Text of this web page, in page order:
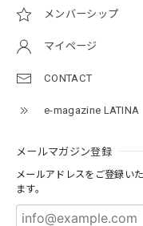
メンバーシップ
マイページ
CONTACT
e-magazine LATINA
メールマガジン登録
メールアドレスをご登録い
ます。